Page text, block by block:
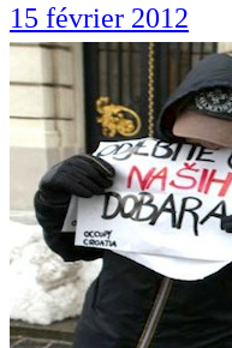
15 février 2012